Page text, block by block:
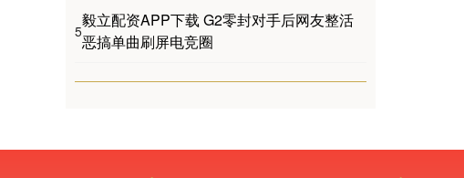
5
毅立配资APP下载 G2零封对手后网友整活
恶搞单曲刷屏电竞圈